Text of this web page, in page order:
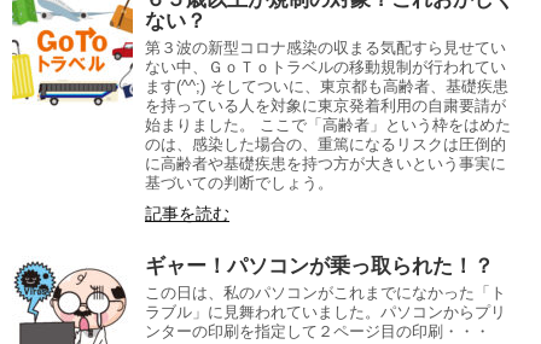
ない？
第３波の新型コロナ感染の収まる気配すら見せてい
ない中、ＧｏＴｏトラベルの移動規制が行われてい
ます(^^;) そしてついに、東京都も高齢者、基礎疾患
を持っている人を対象に東京発着利用の自粛要請が
始まりました。 ここで「高齢者」という枠をはめた
のは、感染した場合の、重篤になるリスクは圧倒的
に高齢者や基礎疾患を持つ方が大きいという事実に
基づいての判断でしょう。
記事を読む
ギャー！パソコンが乗っ取られた！？
この日は、私のパソコンがこれまでになかった「ト
ラブル」に見舞われていました。パソコンからプリ
ンターの印刷を指定して２ページ目の印刷・・・